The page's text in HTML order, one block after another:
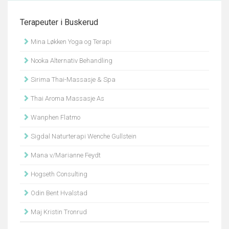
Terapeuter i Buskerud
Mina Løkken Yoga og Terapi
Nooka Alternativ Behandling
Sirima Thai-Massasje & Spa
Thai Aroma Massasje As
Wanphen Flatmo
Sigdal Naturterapi Wenche Gullstein
Mana v/Marianne Feydt
Hogseth Consulting
Odin Bent Hvalstad
Maj Kristin Tronrud